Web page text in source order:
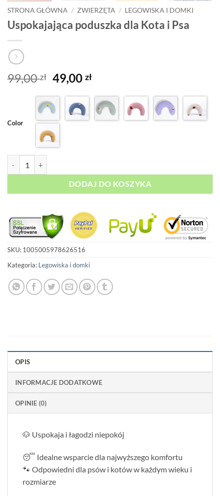
STRONA GŁÓWNA / ZWIERZĘTA / LEGOWISKA I DOMKI
Uspokajająca poduszka dla Kota i Psa
99,00zł Pierwotna
cena
wynosiła:
99,00 zł.
49,00złAktualna
wynosi:
49,00 zł.
Color
DODAJ DO KOSZYKA
SKU: 1005005978626516
Kategoria: Legowiska i domki
OPIS
INFORMACJE DODATKOWE
OPINIE (0)
🐶 Uspokaja i łagodzi niepokój
😴 Idealne wsparcie dla najwyższego komfortu
🐾 Odpowiedni dla psów i kotów w każdym wieku i
rozmiarze